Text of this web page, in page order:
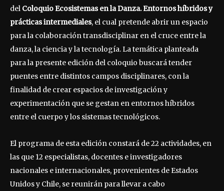
del Coloquio Ecosistemas en la Danza. Entornos híbridos y
prácticas intermediales, el cual pretende abrir un espacio
para la colaboración transdisciplinar en el cruce entre la
danza, la ciencia y la tecnología. La temática planteada
para la presente edición del coloquio buscará tender
puentes entre distintos campos disciplinares, con la
finalidad de crear espacios de investigación y
experimentación que se gestan en entornos híbridos
entre el cuerpo y los sistemas tecnológicos.
El programa de esta edición constará de 22 actividades, en
las que 12 especialistas, docentes e investigadores
nacionales e internacionales, provenientes de Estados
Unidos y Chile, se reunirán para llevar a cabo